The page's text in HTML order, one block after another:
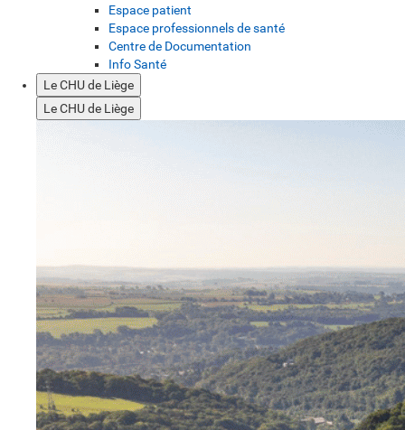
Espace patient
Espace professionnels de santé
Centre de Documentation
Info Santé
Le CHU de Liège
Le CHU de Liège